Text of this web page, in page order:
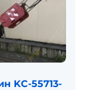
KC-55713-